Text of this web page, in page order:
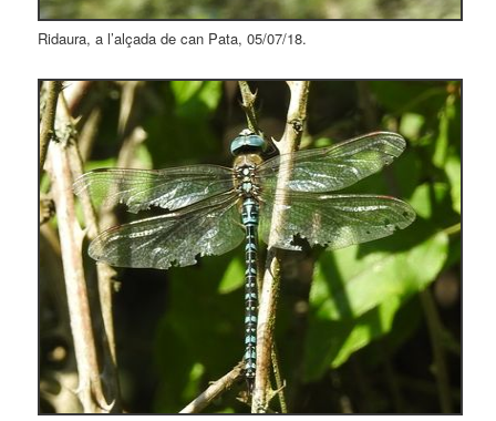
Ridaura, a l’alçada de can Pata, 05/07/18.